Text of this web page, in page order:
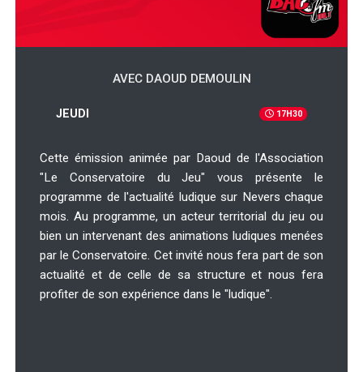
AVEC DAOUD DEMOULIN
JEUDI 17H30
Cette émission animée par Daoud de l'Association
"Le Conservatoire du Jeu" vous présente le
programme de l'actualité ludique sur Nevers chaque
mois. Au programme, un acteur territorial du jeu ou
bien un intervenant des animations ludiques menées
par le Conservatoire. Cet invité nous fera part de son
actualité et de celle de sa structure et nous fera
profiter de son expérience dans le "ludique".